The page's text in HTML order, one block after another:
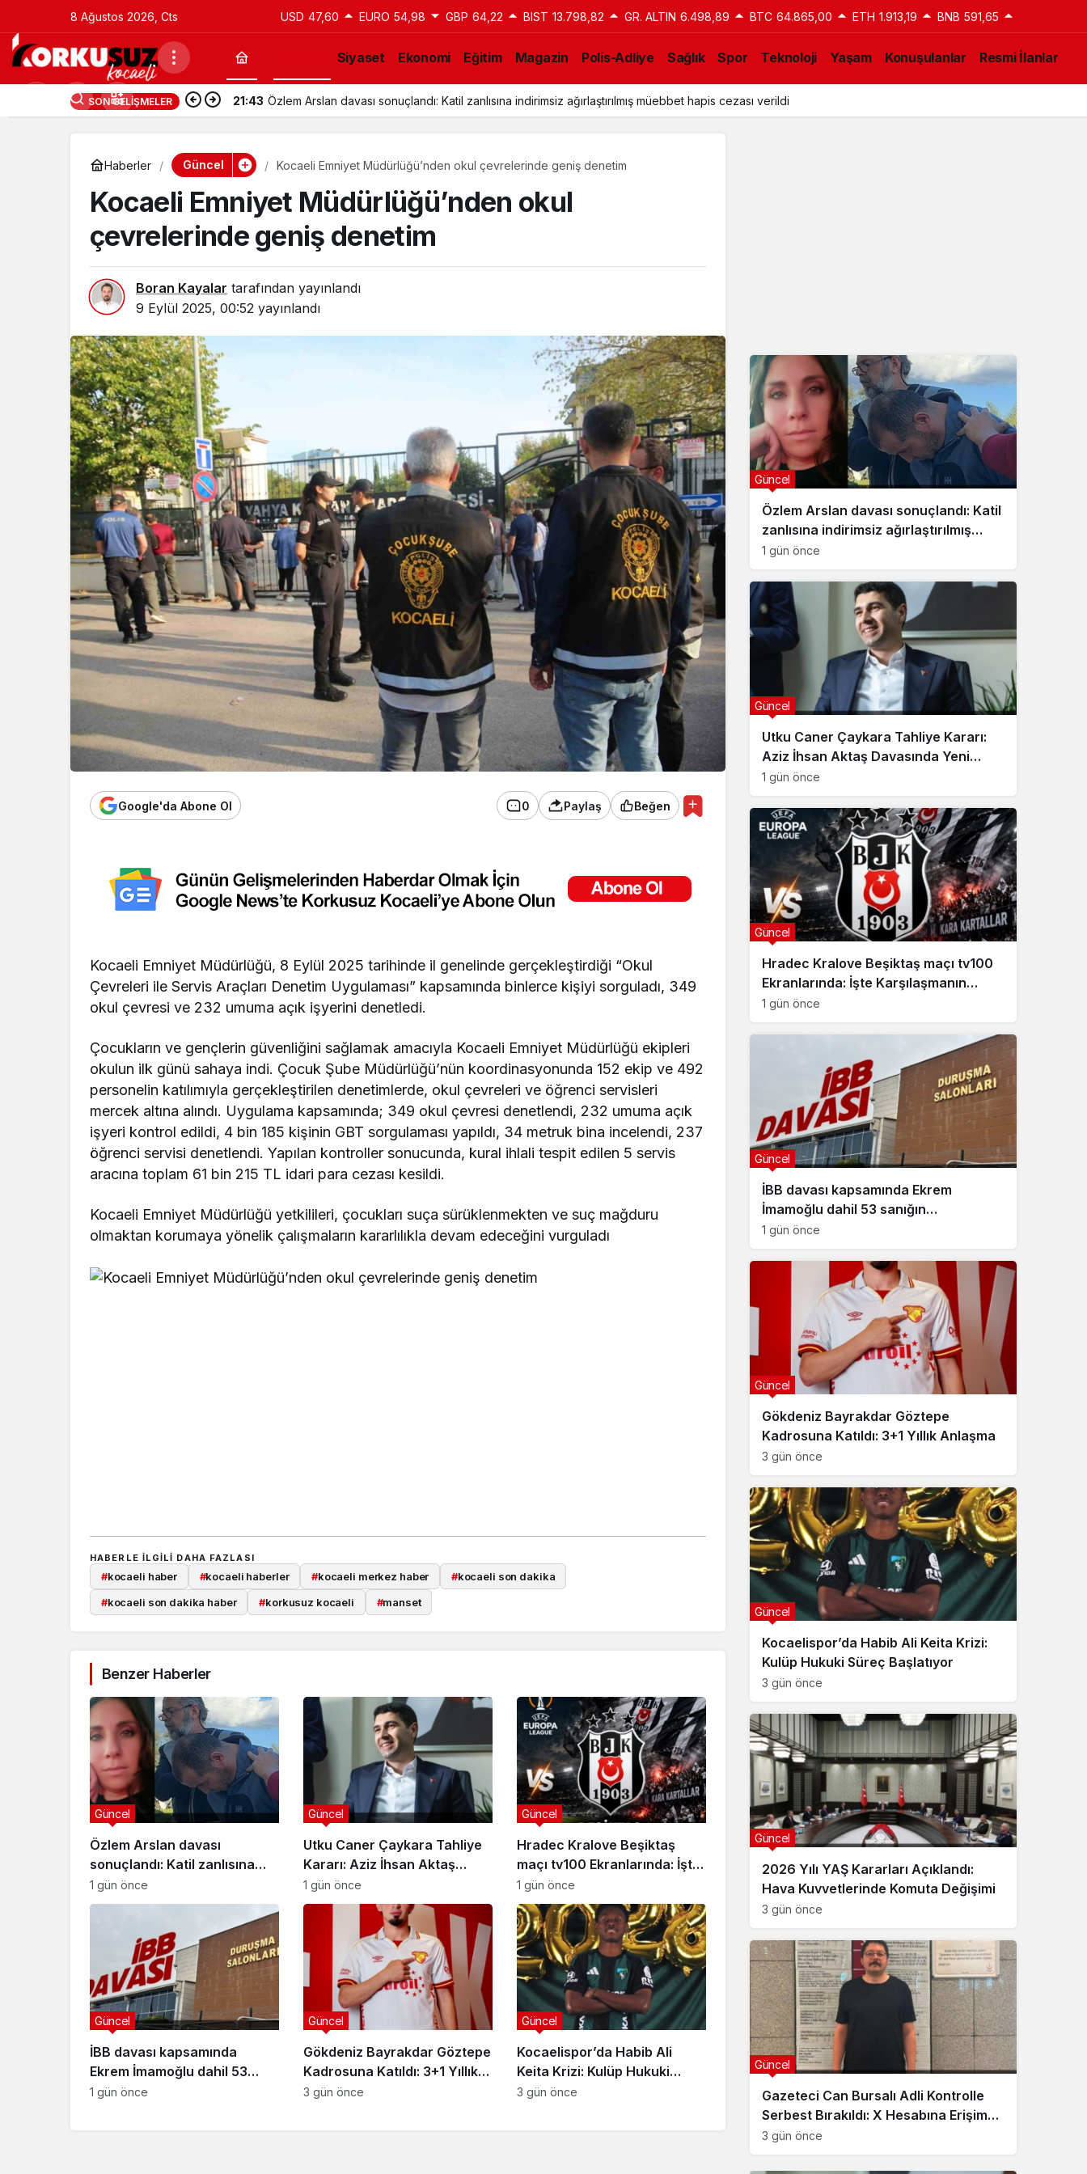
8 Ağustos 2026, Cts USD 47,60 EURO 54,98 GBP 64,22 BIST 13.798,82 GR. ALTIN 6.498,89 BTC 64.865,00 ETH 1.913,19 BNB 591,65
Siyaset Ekonomi Eğitim Magazin Polis-Adliye Sağlık Spor Teknoloji Yaşam Konuşulanlar Resmi İlanlar
SON GELIŞMELER 21:43 Özlem Arslan davası sonuçlandı: Katil zanlısına indirimsiz ağırlaştırılmış müebbet hapis cezası verildi
Haberler Güncel Kocaeli Emniyet Müdürlüğü’nden okul çevrelerinde geniş denetim
Kocaeli Emniyet Müdürlüğü’nden okul
çevrelerinde geniş denetim
Boran Kayalar tarafından yayınlandı
9 Eylül 2025, 00:52 yayınlandı
Google'da Abone Ol 0 Paylaş Beğen
Kocaeli Emniyet Müdürlüğü, 8 Eylül 2025 tarihinde il genelinde gerçekleştirdiği “Okul
Çevreleri ile Servis Araçları Denetim Uygulaması” kapsamında binlerce kişiyi sorguladı, 349
okul çevresi ve 232 umuma açık işyerini denetledi.
Çocukların ve gençlerin güvenliğini sağlamak amacıyla Kocaeli Emniyet Müdürlüğü ekipleri
okulun ilk günü sahaya indi. Çocuk Şube Müdürlüğü’nün koordinasyonunda 152 ekip ve 492
personelin katılımıyla gerçekleştirilen denetimlerde, okul çevreleri ve öğrenci servisleri
mercek altına alındı. Uygulama kapsamında; 349 okul çevresi denetlendi, 232 umuma açık
işyeri kontrol edildi, 4 bin 185 kişinin GBT sorgulaması yapıldı, 34 metruk bina incelendi, 237
öğrenci servisi denetlendi. Yapılan kontroller sonucunda, kural ihlali tespit edilen 5 servis
aracına toplam 61 bin 215 TL idari para cezası kesildi.
Kocaeli Emniyet Müdürlüğü yetkilileri, çocukları suça sürüklenmekten ve suç mağduru
olmaktan korumaya yönelik çalışmaların kararlılıkla devam edeceğini vurguladı
HABERLE ILGILI DAHA FAZLASI
#kocaeli haber #kocaeli haberler #kocaeli merkez haber #kocaeli son dakika
#kocaeli son dakika haber #korkusuz kocaeli #manset
Benzer Haberler
Özlem Arslan davası
sonuçlandı: Katil zanlısına
indirimsiz ağırlaştırılmış
müebbet hapis cezası verildi
Güncel
1 gün önce
Utku Caner Çaykara Tahliye
Kararı: Aziz İhsan Aktaş
Davasında Yeni Gelişme
Güncel
1 gün önce
Hradec Kralove Beşiktaş
maçı tv100 Ekranlarında: İşte
Karşılaşmanın Detayları
Güncel
1 gün önce
İBB davası kapsamında
Ekrem İmamoğlu dahil 53
sanığın tutukluluğuna devam
Güncel
1 gün önce
Gökdeniz Bayrakdar Göztepe
Kadrosuna Katıldı: 3+1 Yıllık
Anlaşma
Güncel
3 gün önce
Kocaelispor’da Habib Ali
Keita Krizi: Kulüp Hukuki
Süreç Başlatıyor
Güncel
3 gün önce
Özlem Arslan davası sonuçlandı: Katil
zanlısına indirimsiz ağırlaştırılmış
müebbet hapis cezası verildi
1 gün önce
Güncel
Utku Caner Çaykara Tahliye Kararı:
Aziz İhsan Aktaş Davasında Yeni
Gelişme
1 gün önce
Güncel
Hradec Kralove Beşiktaş maçı tv100
Ekranlarında: İşte Karşılaşmanın
Detayları
1 gün önce
Güncel
İBB davası kapsamında Ekrem
İmamoğlu dahil 53 sanığın
tutukluluğuna devam kararı
1 gün önce
Güncel
Gökdeniz Bayrakdar Göztepe
Kadrosuna Katıldı: 3+1 Yıllık Anlaşma
3 gün önce
Güncel
Kocaelispor’da Habib Ali Keita Krizi:
Kulüp Hukuki Süreç Başlatıyor
3 gün önce
Güncel
2026 Yılı YAŞ Kararları Açıklandı:
Hava Kuvvetlerinde Komuta Değişimi
3 gün önce
Güncel
Gazeteci Can Bursalı Adli Kontrolle
Serbest Bırakıldı: X Hesabına Erişim
Engeli Getirildi
3 gün önce
Güncel